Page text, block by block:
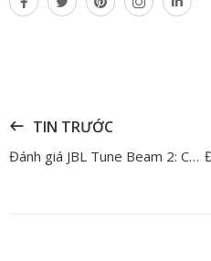
TIN TRƯỚC
Đánh giá JBL Tune Beam 2: Có thực sự đẳng cấp như lời đồn?